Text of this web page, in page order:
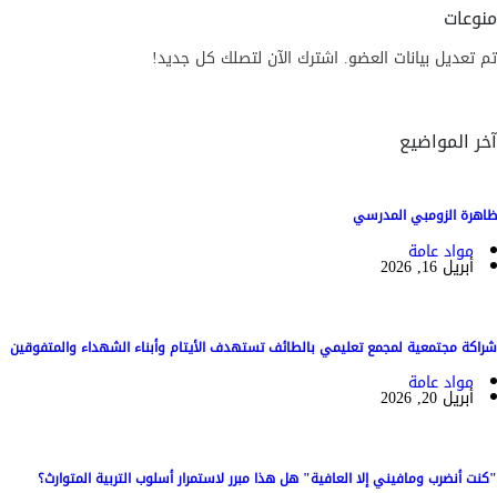
منوعات
تم تعديل بيانات العضو. اشترك الآن لتصلك كل جديد!
آخر المواضيع
ظاهرة الزومبي المدرسي
مواد عامة
أبريل 16, 2026
شراكة مجتمعية لمجمع تعليمي بالطائف تستهدف الأيتام وأبناء الشهداء والمتفوقين
مواد عامة
أبريل 20, 2026
"كنت أنضرب ومافيني إلا العافية" هل هذا مبرر لاستمرار أسلوب التربية المتوارث؟